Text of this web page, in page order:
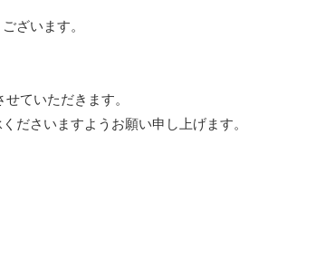
ざいます。
ていただきます。
ださいますようお願い申し上げます。